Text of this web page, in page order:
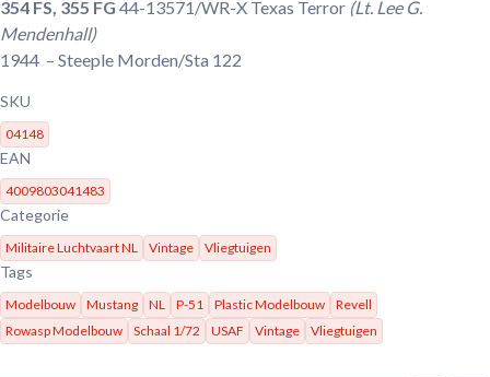
354 FS, 355 FG 44-13571/WR-X Texas Terror (Lt. Lee G.
Mendenhall)
1944 – Steeple Morden/Sta 122
SKU
04148
EAN
4009803041483
Categorie
Militaire Luchtvaart NL Vintage Vliegtuigen
Tags
Modelbouw Mustang NL P-51 Plastic Modelbouw
Revell
Rowasp Modelbouw
Schaal 1/72 USAF Vintage Vliegtuigen